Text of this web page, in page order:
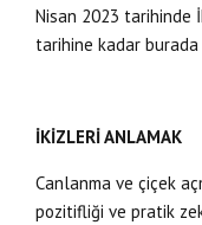
Nisan 2023 tarihinde
tarihine kadar burada
İKİZLERİ ANLAMAK
Canlanma ve çiçek
pozitifliği ve pratik